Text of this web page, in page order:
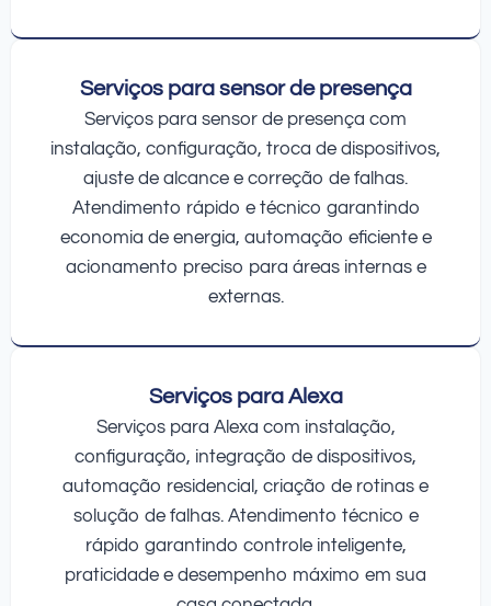
Serviços para sensor de presença
Serviços para sensor de presença com
instalação, configuração, troca de dispositivos,
ajuste de alcance e correção de falhas.
Atendimento rápido e técnico garantindo
economia de energia, automação eficiente e
acionamento preciso para áreas internas e
externas.
Serviços para Alexa
Serviços para Alexa com instalação,
configuração, integração de dispositivos,
automação residencial, criação de rotinas e
solução de falhas. Atendimento técnico e
rápido garantindo controle inteligente,
praticidade e desempenho máximo em sua